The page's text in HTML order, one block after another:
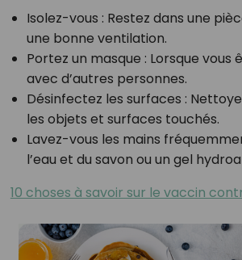
Isolez-vous : Restez dans une
une bonne ventilation.
Portez un masque : Lorsque
avec d’autres personnes.
Désinfectez les surfaces :
les objets et surfaces touchés.
Lavez-vous les mains
l’eau et du savon ou un gel
10 choses à savoir sur le vaccin